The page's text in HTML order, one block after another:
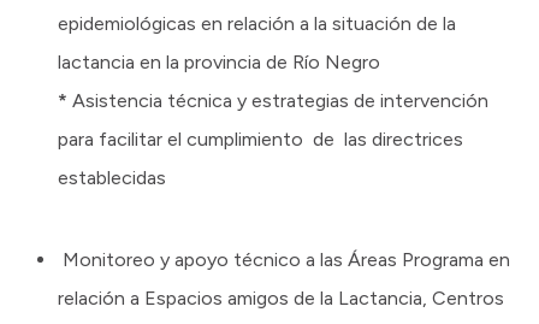
epidemiológicas en relación a la situación de la
lactancia en la provincia de Río Negro
* Asistencia técnica y estrategias de intervención
para facilitar el cumplimiento de las directrices
establecidas
Monitoreo y apoyo técnico a las Áreas Programa en
relación a Espacios amigos de la Lactancia, Centros